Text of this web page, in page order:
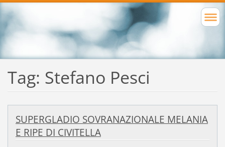
Tag: Stefano Pesci
SUPERGLADIO SOVRANAZIONALE MELANIA
E RIPE DI CIVITELLA